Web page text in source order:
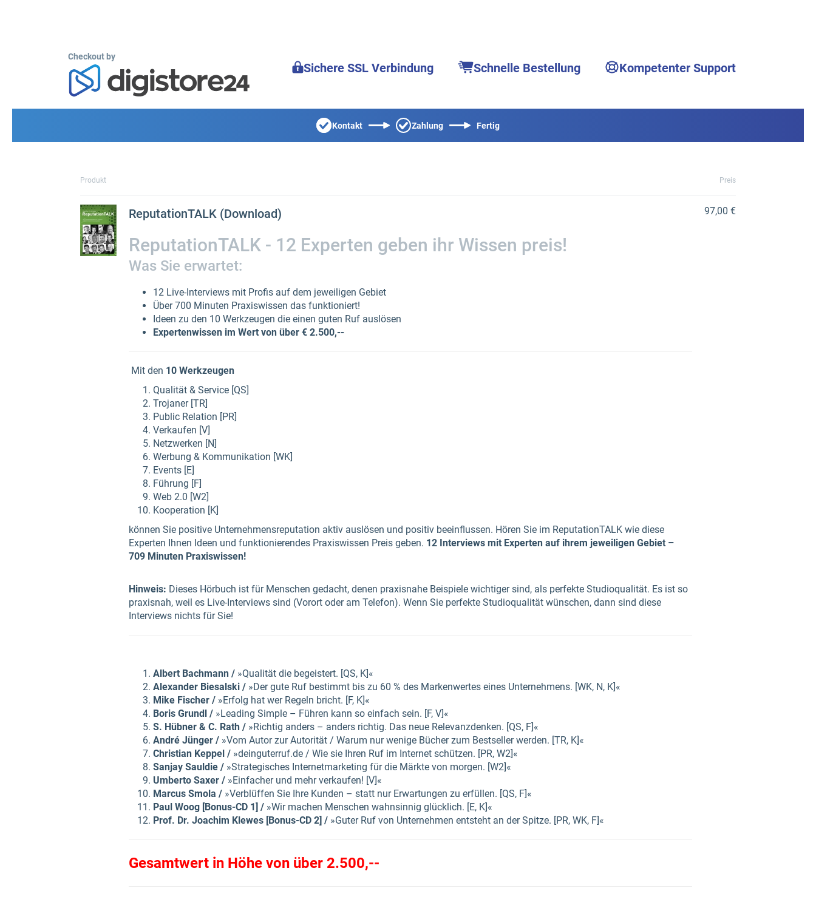
Checkout by
Sichere SSL Verbindung Schnelle Bestellung Kompetenter Support
Kontakt Zahlung Fertig
Produkt Preis
ReputationTALK (Download)
ReputationTALK - 12 Experten geben ihr Wissen preis!
Was Sie erwartet:
12 Live-Interviews mit Profis auf dem jeweiligen Gebiet
Über 700 Minuten Praxiswissen das funktioniert!
Ideen zu den 10 Werkzeugen die einen guten Ruf auslösen
Expertenwissen im Wert von über € 2.500,--
Mit den 10 Werkzeugen
Qualität & Service [QS]
Trojaner [TR]
Public Relation [PR]
Verkaufen [V]
Netzwerken [N]
Werbung & Kommunikation [WK]
Events [E]
Führung [F]
Web 2.0 [W2]
Kooperation [K]
können Sie positive Unternehmensreputation aktiv auslösen und positiv beeinflussen. Hören Sie im ReputationTALK wie diese
Experten Ihnen Ideen und funktionierendes Praxiswissen Preis geben. 12 Interviews mit Experten auf ihrem jeweiligen Gebiet –
709 Minuten Praxiswissen!
Hinweis: Dieses Hörbuch ist für Menschen gedacht, denen praxisnahe Beispiele wichtiger sind, als perfekte Studioqualität. Es ist so
praxisnah, weil es Live-Interviews sind (Vorort oder am Telefon). Wenn Sie perfekte Studioqualität wünschen, dann sind diese
Interviews nichts für Sie!
Albert Bachmann / »Qualität die begeistert. [QS, K]«
Alexander Biesalski / »Der gute Ruf bestimmt bis zu 60 % des Markenwertes eines Unternehmens. [WK, N, K]«
Mike Fischer / »Erfolg hat wer Regeln bricht. [F, K]«
Boris Grundl / »Leading Simple – Führen kann so einfach sein. [F, V]«
S. Hübner & C. Rath / »Richtig anders – anders richtig. Das neue Relevanzdenken. [QS, F]«
André Jünger / »Vom Autor zur Autorität / Warum nur wenige Bücher zum Bestseller werden. [TR, K]«
Christian Keppel / »deinguterruf.de / Wie sie Ihren Ruf im Internet schützen. [PR, W2]«
Sanjay Sauldie / »Strategisches Internetmarketing für die Märkte von morgen. [W2]«
Umberto Saxer / »Einfacher und mehr verkaufen! [V]«
Marcus Smola / »Verblüffen Sie Ihre Kunden – statt nur Erwartungen zu erfüllen. [QS, F]«
Paul Woog [Bonus-CD 1] / »Wir machen Menschen wahnsinnig glücklich. [E, K]«
Prof. Dr. Joachim Klewes [Bonus-CD 2] / »Guter Ruf von Unternehmen entsteht an der Spitze. [PR, WK, F]«
Gesamtwert in Höhe von über 2.500,--
97,00 €